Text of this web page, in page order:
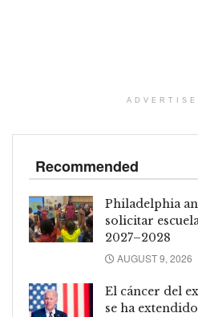
Recommended
Philadelphia
solicitar
2027–2028
AUGUST 9, 2026
El cáncer del
se ha